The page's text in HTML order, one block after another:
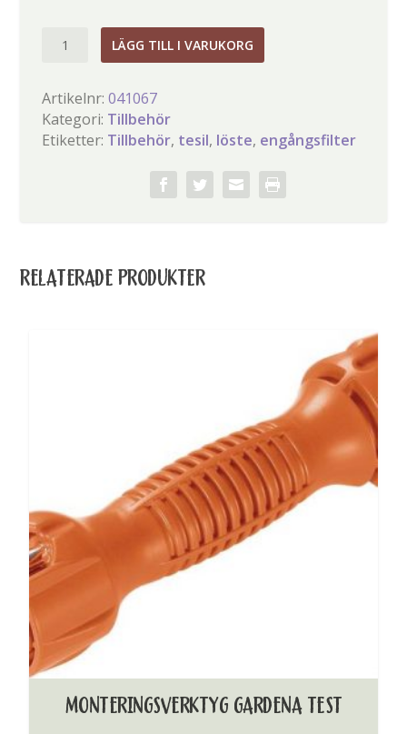
LÄGG TILL I VARUKORG
Artikelnr:041067
Kategori: Tillbehör
Etiketter: Tillbehör, tesil, löste, engångsfilter
RELATERADE PRODUKTER
MONTERINGSVERKTYG GARDENA TEST